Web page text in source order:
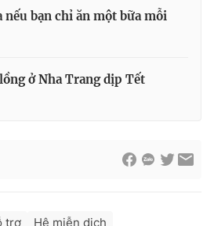
nếu bạn chỉ ăn một bữa mỗi
ở Nha Trang dịp Tết
trợ
Hệ miễn dịch